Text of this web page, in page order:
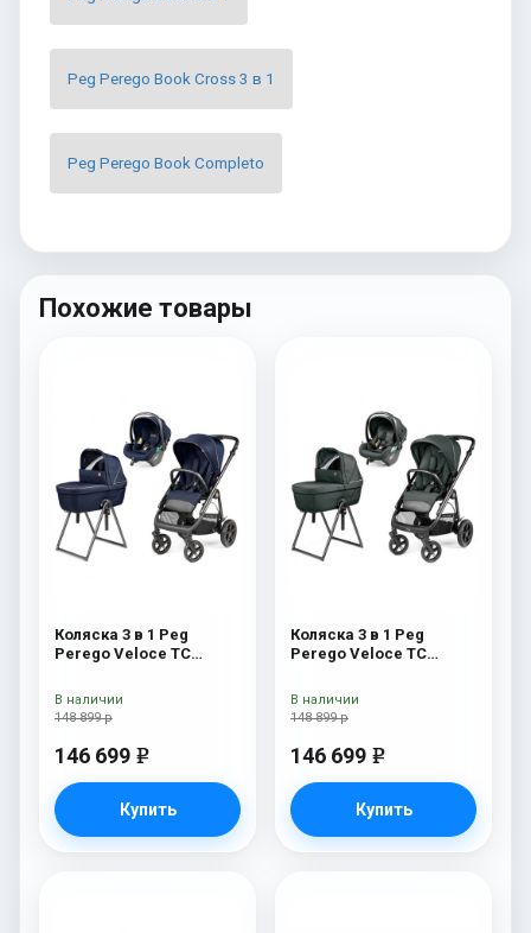
Peg Perego Book Cross 3 в 1
Peg Perego Book Completo
Похожие товары
Коляска 3 в 1 Peg
Perego Veloce TC
Shine New
148 899 р
146 699 e
Купить
В наличии
Коляска 3 в 1 Peg
Perego Veloce TC
New
148 899 р
146 699 e
Купить
В наличии